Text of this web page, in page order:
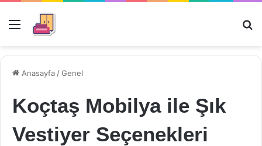
Menü
Anasayfa /Genel
Koçtaş Mobilya ile Şık
Vestiyer Seçenekleri